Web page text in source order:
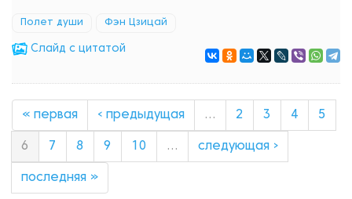
Полет души Фэн Цзицай
Cлайд с цитатой
« первая ‹ предыдущая … 2 3 4 5
6 7 8 9 10 … следующая ›
последняя »